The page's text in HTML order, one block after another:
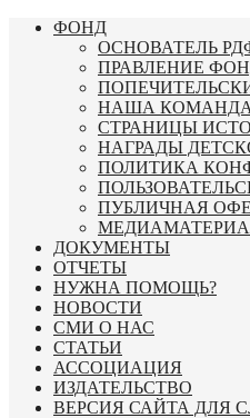
Перейти
содержимому
ФОНД
ОСНОВАТЕЛЬ
ПРАВЛЕНИЕ
НАША КОМАНДА
СТРАНИЦЫ
НАГРАДЫ
ПОЛИТИКА
ПУБЛИЧНАЯ
ДОКУМЕНТЫ
ОТЧЕТЫ
НУЖНА ПОМОЩЬ?
НОВОСТИ
СМИ О НАС
СТАТЬИ
АССОЦИАЦИЯ
ИЗДАТЕЛЬСТВО
ВЕРСИЯ САЙТА ДЛЯ